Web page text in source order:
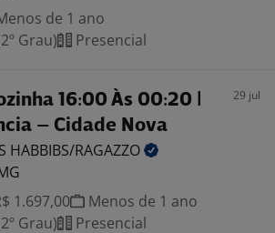
de 1 ano
Grau)
Presencial
16:00 Às 00:20 |
– Cidade Nova
29 jul
HABBIBS/RAGAZZO
1.697,00
Menos de 1 ano
Grau)
Presencial